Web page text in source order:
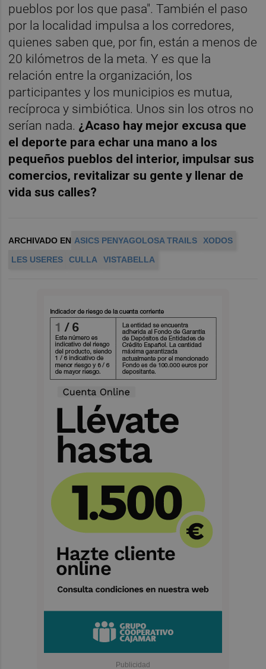
pueblos por los que pasa". También el paso
por la localidad impulsa a los corredores,
quienes saben que, por fin, están a menos de
20 kilómetros de la meta. Y es que la
relación entre la organización, los
participantes y los municipios es mutua,
recíproca y simbiótica. Unos sin los otros no
serían nada. ¿Acaso hay mejor excusa que
el deporte para echar una mano a los
pequeños pueblos del interior, impulsar sus
comercios, revitalizar su gente y llenar de
vida sus calles?
ARCHIVADO EN ASICS PENYAGOLOSA TRAILS
XODOS
LES USERES
CULLA VISTABELLA